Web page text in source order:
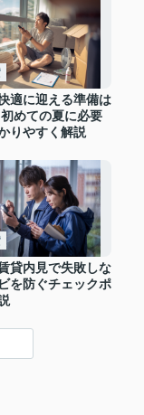
適に迎える準備は
めての夏に必要
りやすく解説
貸内見で失敗しな
を防ぐチェックポ